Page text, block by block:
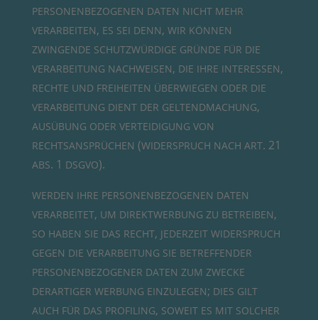
PERSONENBEZOGENEN DATEN NICHT MEHR
VERARBEITEN, ES SEI DENN, WIR KÖNNEN
ZWINGENDE SCHUTZWÜRDIGE GRÜNDE FÜR DIE
VERARBEITUNG NACHWEISEN, DIE IHRE INTERESSEN,
RECHTE UND FREIHEITEN ÜBERWIEGEN ODER DIE
VERARBEITUNG DIENT DER GELTENDMACHUNG,
AUSÜBUNG ODER VERTEIDIGUNG VON
RECHTSANSPRÜCHEN (WIDERSPRUCH NACH ART. 21
ABS. 1 DSGVO).
WERDEN IHRE PERSONENBEZOGENEN DATEN
VERARBEITET, UM DIREKTWERBUNG ZU BETREIBEN,
SO HABEN SIE DAS RECHT, JEDERZEIT WIDERSPRUCH
GEGEN DIE VERARBEITUNG SIE BETREFFENDER
PERSONENBEZOGENER DATEN ZUM ZWECKE
DERARTIGER WERBUNG EINZULEGEN; DIES GILT
AUCH FÜR DAS PROFILING, SOWEIT ES MIT SOLCHER